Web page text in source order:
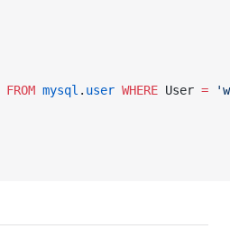
FROM mysql . user WHERE User =